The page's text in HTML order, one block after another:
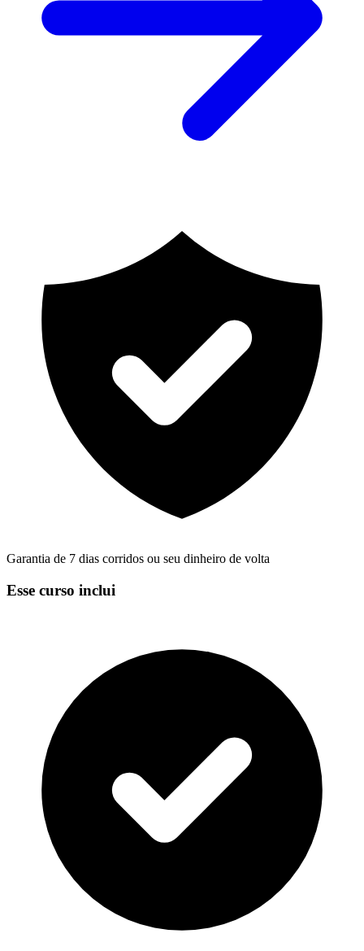
Garantia de 7 dias corridos ou seu dinheiro de volta
Esse curso inclui